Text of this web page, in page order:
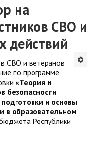
на
СВО и
действий
СВО и ветеранов
по программе
«Теория и
безопасности
и основы
в образовательном
Республики